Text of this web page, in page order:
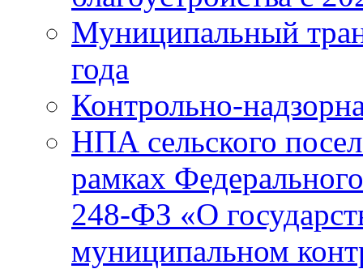
Муниципальный
года
Контрольно-
НПА сельского
рамках
248-ФЗ «О
муниципальном